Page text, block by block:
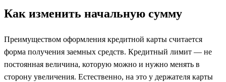
Как изменить начальную сумму
Преимуществом оформления кредитной карты считается
форма получения заемных средств. Кредитный лимит — не
постоянная величина, которую можно и нужно менять в
сторону увеличения. Естественно, на это у держателя карты